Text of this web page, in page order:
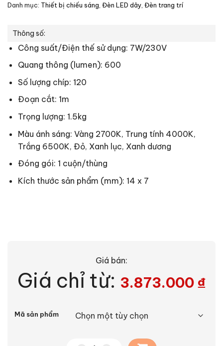
Danh mục: Thiết bị chiếu sáng Đèn LED dây Đèn trang trí
Thông số:
Công suất/Điện thế sử dụng: 7W/230V
Quang thông (lumen): 600
Số lượng chíp: 120
Đoạn cắt: 1m
Trọng lượng: 1.5kg
Màu ánh sáng: Vàng 2700K, Trung tính 4000K,
Trắng 6500K, Đỏ, Xanh lục, Xanh dương
Đóng gói: 1 cuộn/thùng
Kích thước sản phẩm (mm): 14 x 7
Giá bán:
Giá chỉ từ: 3.873.000 ₫
Mã sản phẩm